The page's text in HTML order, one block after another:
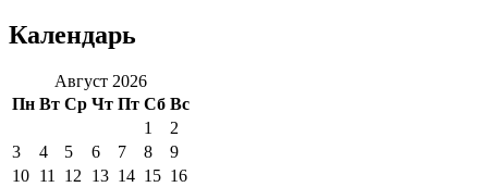
Календарь
Август 2026
Пн Вт Ср Чт Пт Сб Вс
1
2
3
4 5 6 7 8
9
10 11 12 13 14 15 16